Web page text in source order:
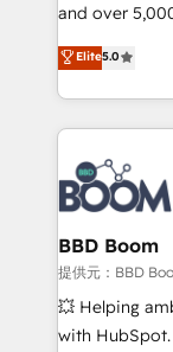
opportunités d'affaires ➤
stratégies
inbound,
emailing) Informations clés : - 10 ans d'expérience -
100+
experts
cumulées
and over
Vonazon
measurable,
enterprise-
builds
revenue. ⚙️ HubSpot Integration & Optimization •
Seamless
Complex
Custom APIs and
End Revenue
pipeline
and CRM
Elite5.0
BBD Boom
提供元：BBD
💥 Helping
with HubSpot.